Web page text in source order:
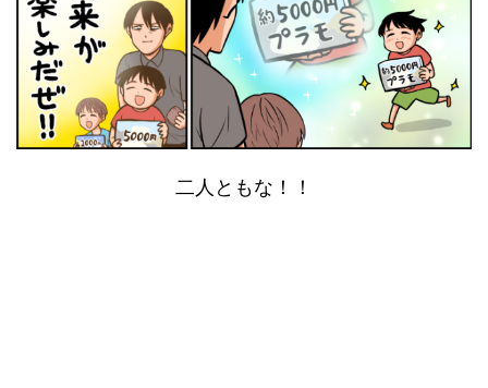
二人ともな！！